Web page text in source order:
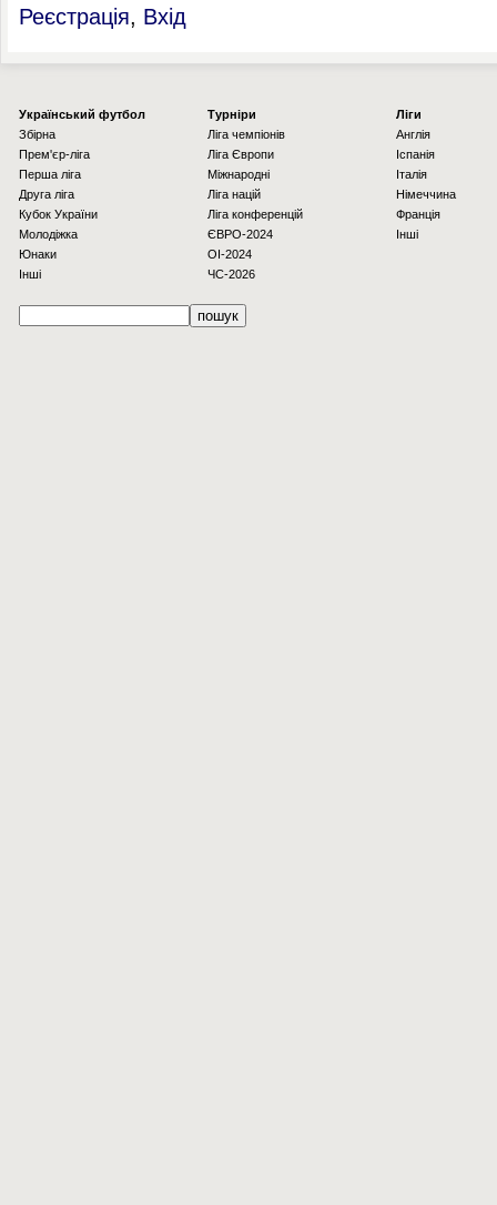
Реєстрація, Вхід
Українcький футбол
Збірна
Прем'єр-ліга
Перша ліга
Друга ліга
Кубок України
Молодіжка
Юнаки
Інші
Турніри
Ліга чемпіонів
Ліга Європи
Міжнародні
Ліга націй
Ліга конференцій
ЄВРО-2024
OI-2024
ЧС-2026
Ліги
Англія
Іспанія
Італія
Німеччина
Франція
Інші